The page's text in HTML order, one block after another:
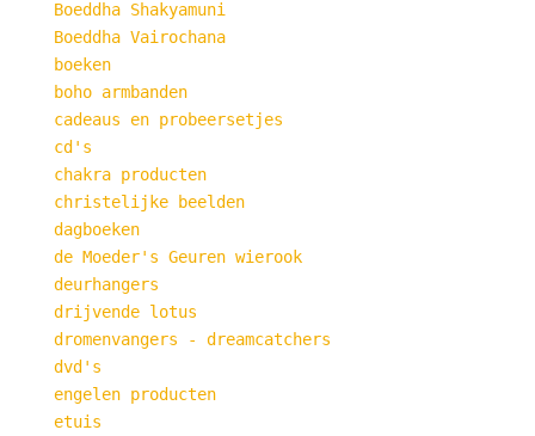
Boeddha Shakyamuni
Boeddha Vairochana
boeken
boho armbanden
cadeaus en probeersetjes
cd's
chakra producten
christelijke beelden
dagboeken
de Moeder's Geuren wierook
deurhangers
drijvende lotus
dromenvangers - dreamcatchers
dvd's
engelen producten
etuis